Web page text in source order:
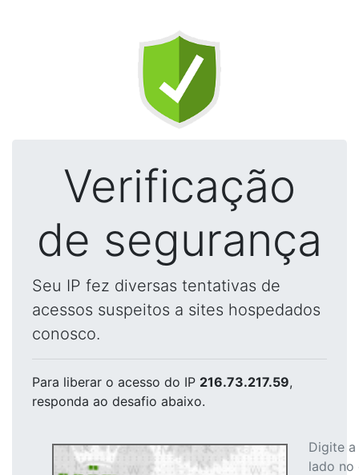
Verificação
de segurança
Seu IP fez diversas tentativas de
acessos suspeitos a sites hospedados
conosco.
Para liberar o acesso do IP 216.73.217.59,
responda ao desafio abaixo.
Digite
lado no